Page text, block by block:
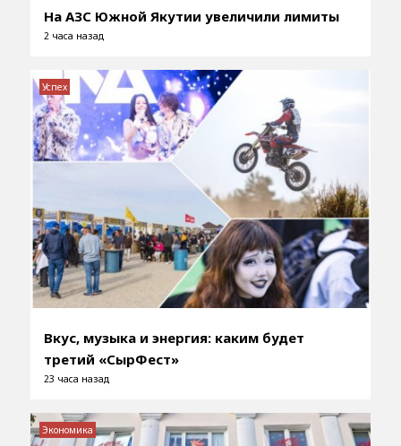
На АЗС Южной Якутии увеличили лимиты
2 часа назад
Вкус, музыка и энергия: каким будет
третий «СырФест»
23 часа назад
Успех
Экономика